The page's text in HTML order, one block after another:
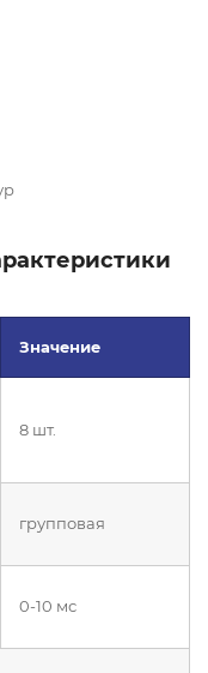
Значение
8 шт.
групповая
0-10 мс